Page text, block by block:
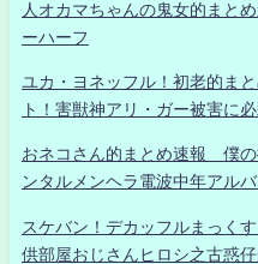
人オカマちゃんの鬼女的まと
ーハーフ
ユカ・ヨネッフル！初老的ま
ト！害獣神アリ・ガー被害に
おネコさん的まとめ速報 僕の
ンタルメンヘラ電波中年アル
スケバン！デカッフルまっく
供部屋おじさんヒロシ之古惑